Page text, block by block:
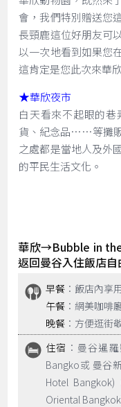
會，我們特別贈送您
長頸鹿這位好朋友可
以一次地看到如果您
這肯定是您此次來華
★華欣夜市
白天看來不起眼的
貨、紀念品……等攤
之處都是當地人及外
的平民生活文化。
華欣→Bubble in
返回曼谷入住飯店
早餐 ：飯店內享
午餐 ：網美咖啡
晚餐 ：方便逛街
住宿 ：曼谷暹
Bangko或 曼谷
Hotel
Oriental